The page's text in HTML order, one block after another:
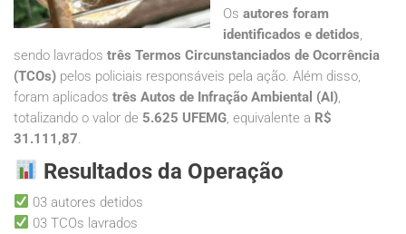
Os autores foram
identificados e detidos,
sendo lavrados três Termos Circunstanciados de Ocorrência
(TCOs) pelos policiais responsáveis pela ação. Além disso,
foram aplicados três Autos de Infração Ambiental (AI),
totalizando o valor de 5.625 UFEMG, equivalente a R$
31.111,87.
Resultados da Operação
03 autores detidos
03 TCOs lavrados